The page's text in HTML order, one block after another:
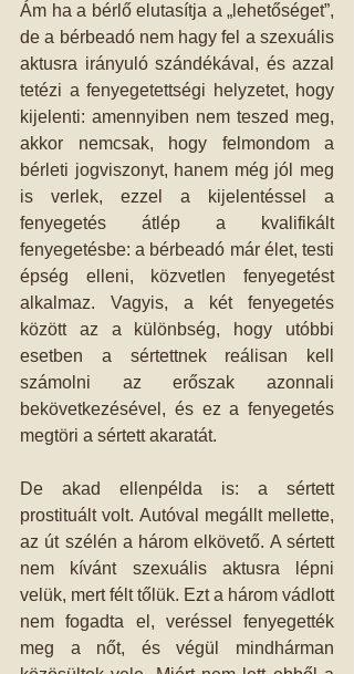
Ám ha a bérlő elutasítja a „lehetőséget”,
de a bérbeadó nem hagy fel a szexuális
aktusra irányuló szándékával, és azzal
tetézi a fenyegetettségi helyzetet, hogy
kijelenti: amennyiben nem teszed meg,
akkor nemcsak, hogy felmondom a
bérleti jogviszonyt, hanem még jól meg
is verlek, ezzel a kijelentéssel a
fenyegetés átlép a kvalifikált
fenyegetésbe: a bérbeadó már élet, testi
épség elleni, közvetlen fenyegetést
alkalmaz. Vagyis, a két fenyegetés
között az a különbség, hogy utóbbi
esetben a sértettnek reálisan kell
számolni az erőszak azonnali
bekövetkezésével, és ez a fenyegetés
megtöri a sértett akaratát.
De akad ellenpélda is: a sértett
prostituált volt. Autóval megállt mellette,
az út szélén a három elkövető. A sértett
nem kívánt szexuális aktusra lépni
velük, mert félt tőlük. Ezt a három vádlott
nem fogadta el, veréssel fenyegették
meg a nőt, és végül mindhárman